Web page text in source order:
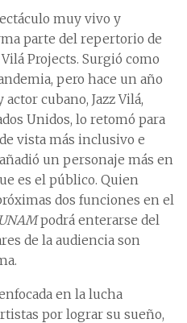
muy vivo y
parte del repertorio de
Projects. Surgió como
pero hace un año
cubano, Jazz Vilá,
Unidos, lo retomó para
vista más inclusivo e
un personaje más en
es el público. Quien
dos funciones en el
podrá enterarse del
de la audiencia son
en la lucha
por lograr su sueño,